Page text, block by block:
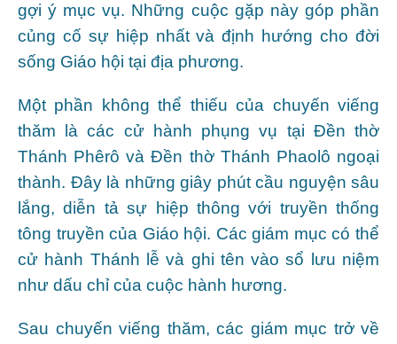
gợi ý mục vụ. Những cuộc gặp này góp phần
củng cố sự hiệp nhất và định hướng cho đời
sống Giáo hội tại địa phương.
Một phần không thể thiếu của chuyến viếng
thăm là các cử hành phụng vụ tại Đền thờ
Thánh Phêrô và Đền thờ Thánh Phaolô ngoại
thành. Đây là những giây phút cầu nguyện sâu
lắng, diễn tả sự hiệp thông với truyền thống
tông truyền của Giáo hội. Các giám mục có thể
cử hành Thánh lễ và ghi tên vào sổ lưu niệm
như dấu chỉ của cuộc hành hương.
Sau chuyến viếng thăm, các giám mục trở về